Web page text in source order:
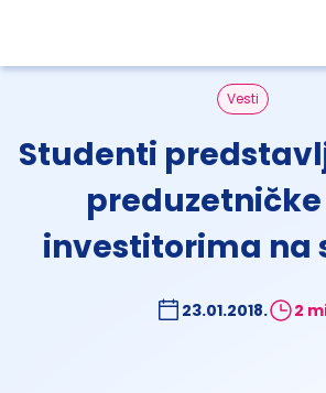
Vesti
Studenti
investitorima na
23.01.2018. 2